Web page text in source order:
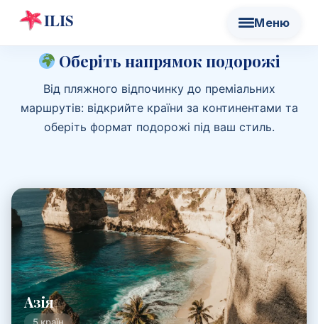
Оберіть напрямок подорожі
Від пляжного відпочинку до преміальних
маршрутів: відкрийте країни за континентами та
оберіть формат подорожі під ваш стиль.
Азія